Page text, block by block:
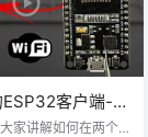
客户端-服
信
家讲解如何在两个E